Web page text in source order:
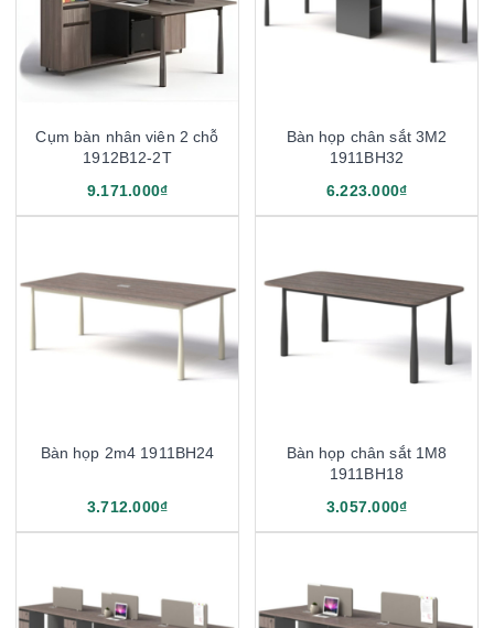
Cụm bàn nhân viên 2 chỗ
1912B12-2T
9.171.000₫
Bàn họp chân sắt 3M2
1911BH32
6.223.000₫
Bàn họp 2m4 1911BH24
3.712.000₫
Bàn họp chân sắt 1M8
1911BH18
3.057.000₫